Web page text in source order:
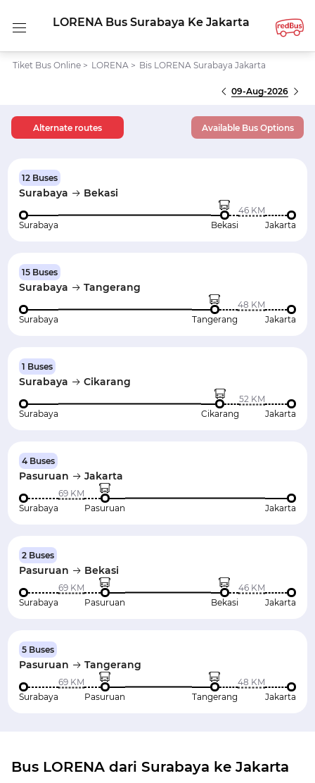
LORENA Bus Surabaya Ke Jakarta
Tiket Bus Online > LORENA > Bis LORENA Surabaya Jakarta
09-Aug-2026
Alternate routes Available Bus Options
12 Buses
Surabaya Bekasi
Surabaya Bekasi
46 KM
Jakarta
15 Buses
Surabaya Tangerang
Surabaya Tangerang
48 KM
Jakarta
1 Buses
Surabaya Cikarang
Surabaya Cikarang
52 KM
Jakarta
4 Buses
Pasuruan Jakarta
Surabaya
69 KM
Pasuruan
Jakarta
2 Buses
Pasuruan Bekasi
Surabaya
69 KM
Pasuruan
Bekasi
46 KM
Jakarta
5 Buses
Pasuruan Tangerang
Surabaya
69 KM
Pasuruan
Tangerang
48 KM
Jakarta
Bus LORENA dari Surabaya ke Jakarta